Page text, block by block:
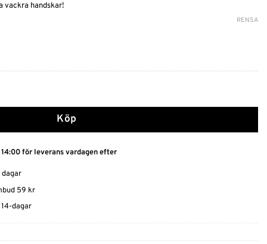
vackra handskar!
RENSA
Skönhet mängd
Köp
för leverans vardagen efter
59 kr
dagar